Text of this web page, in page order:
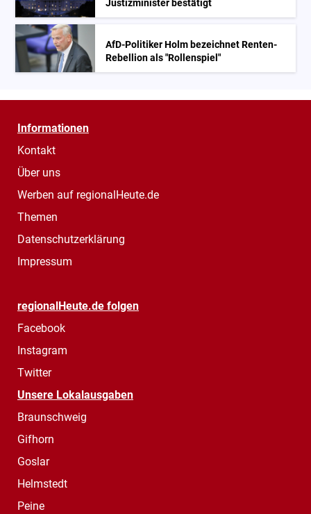
Justizminister bestätigt
AfD-Politiker Holm bezeichnet Renten-
Rebellion als "Rollenspiel"
Informationen
Kontakt
Über uns
Werben auf regionalHeute.de
Themen
Datenschutzerklärung
Impressum
regionalHeute.de folgen
Facebook
Instagram
Twitter
Unsere Lokalausgaben
Braunschweig
Gifhorn
Goslar
Helmstedt
Peine